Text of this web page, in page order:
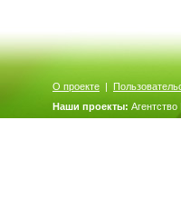
О проекте |
Наши проекты: